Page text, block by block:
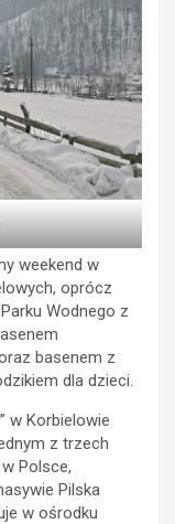
weekend w
oprócz
Wodnego z
basenem z
dla dzieci.
w Korbielowie
z trzech
Polsce,
Pilska
w ośrodku